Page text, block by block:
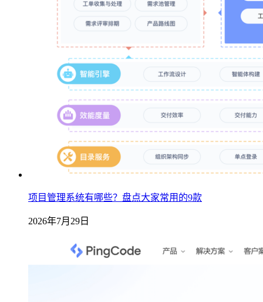
项目管理系统有哪些？盘点大家常用的9款
2026年7月29日